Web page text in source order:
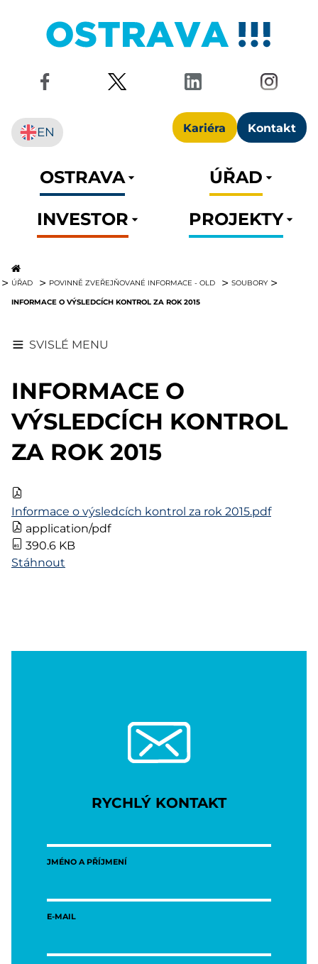
Kariéra Kontakt
EN
OSTRAVA
ÚŘAD
INVESTOR
PROJEKTY
ÚŘAD POVINNĚ ZVEŘEJŇOVANÉ INFORMACE - OLD SOUBORY
INFORMACE O VÝSLEDCÍCH KONTROL ZA ROK 2015
SVISLÉ MENU
INFORMACE O
VÝSLEDCÍCH KONTROL
ZA ROK 2015
Informace o výsledcích kontrol za rok 2015.pdf
application/pdf
390.6 KB
Stáhnout
RYCHLÝ KONTAKT
JMÉNO A PŘÍJMENÍ
E-MAIL